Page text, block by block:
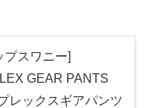
プスワニー]
GEAR PANTS
レックスギアパンツ